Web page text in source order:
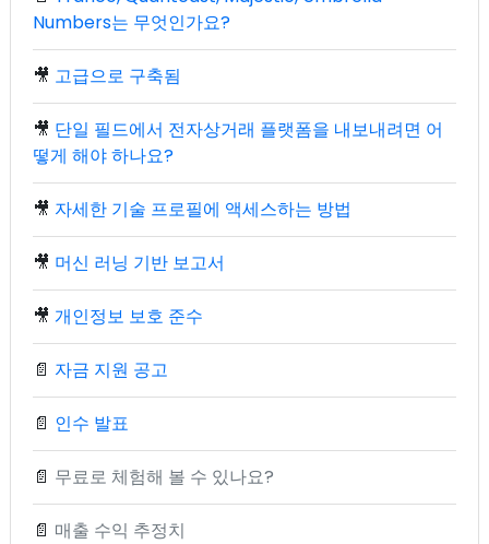
Numbers는 무엇인가요?
🎥 고급으로 구축됨
🎥 단일 필드에서 전자상거래 플랫폼을 내보내려면 어
떻게 해야 하나요?
🎥 자세한 기술 프로필에 액세스하는 방법
🎥 머신 러닝 기반 보고서
🎥 개인정보 보호 준수
📄 자금 지원 공고
📄 인수 발표
📄 무료로 체험해 볼 수 있나요?
📄 매출 수익 추정치